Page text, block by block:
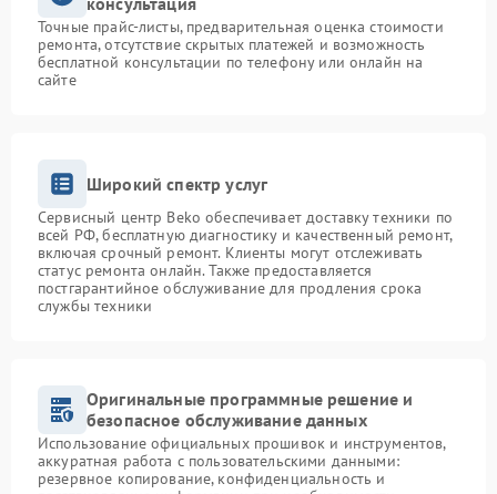
Точные прайс-листы, предварительная оценка стоимости
ремонта, отсутствие скрытых платежей и возможность
бесплатной консультации по телефону или онлайн на
сайте
Широкий спектр услуг
Сервисный центр Beko обеспечивает доставку техники по
всей РФ, бесплатную диагностику и качественный ремонт,
включая срочный ремонт. Клиенты могут отслеживать
статус ремонта онлайн. Также предоставляется
постгарантийное обслуживание для продления срока
службы техники
Оригинальные программные решение и
безопасное обслуживание данных
Использование официальных прошивок и инструментов,
аккуратная работа с пользовательскими данными:
резервное копирование, конфиденциальность и